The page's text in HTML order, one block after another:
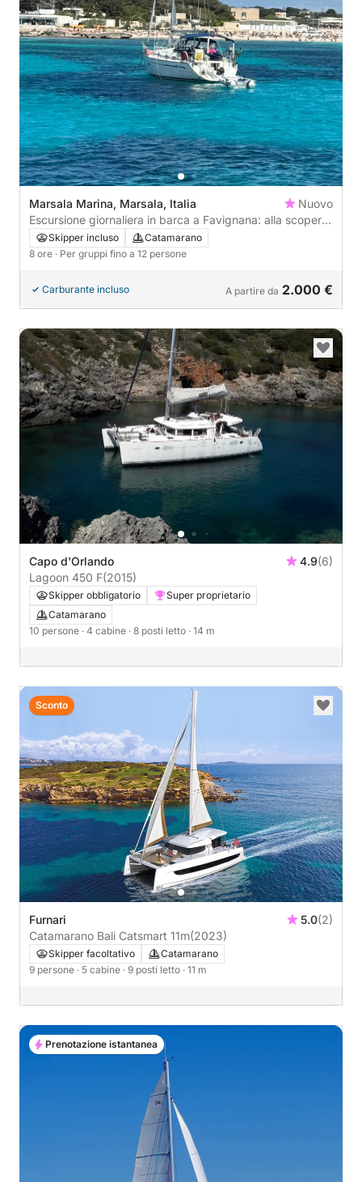
Marsala Marina, Marsala, Italia
Nuovo
Escursione giornaliera in barca a Favignana: alla scoperta
delle isole Egadi.
Skipper incluso
Catamarano
8 ore · Per gruppi fino a 12 persone
Carburante incluso A partire da 2.000 €
Capo d'Orlando 4.9(6)
Lagoon 450 F(2015)
Skipper obbligatorio
Super proprietario
Catamarano
10 persone · 4 cabine · 8 posti letto · 14 m
Furnari 5.0(2)
Catamarano Bali Catsmart 11m(2023)
Skipper facoltativo
Catamarano
9 persone · 5 cabine · 9 posti letto · 11 m
Sconto
Prenotazione istantanea